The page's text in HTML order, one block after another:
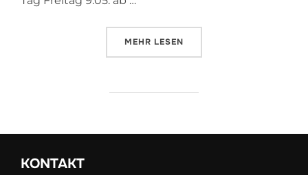
MEHR ÜBER „„GREEN JOBS“
LESEN
KONTAKT